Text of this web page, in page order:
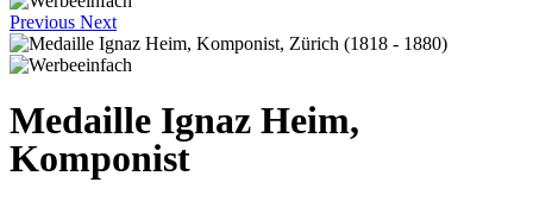
Previous Next
Medaille Ignaz Heim,
Komponist